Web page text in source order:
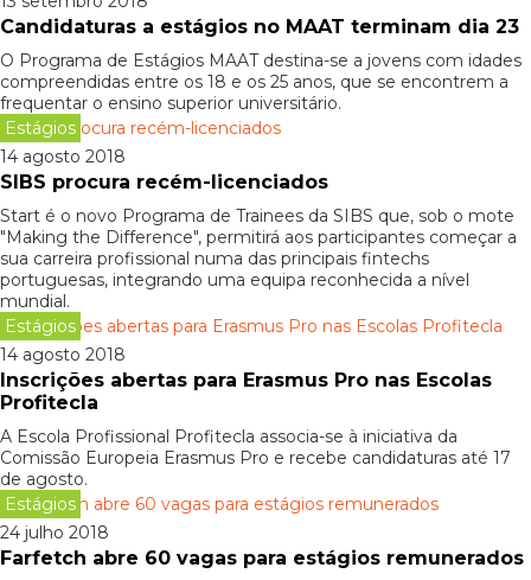
Candidaturas a estágios no MAAT terminam dia 23
O Programa de Estágios MAAT destina-se a jovens com idades
compreendidas entre os 18 e os 25 anos, que se encontrem a
frequentar o ensino superior universitário.
Estágios
14 agosto 2018
SIBS procura recém-licenciados
Start é o novo Programa de Trainees da SIBS que, sob o mote
"Making the Difference", permitirá aos participantes começar a
sua carreira profissional numa das principais fintechs
portuguesas, integrando uma equipa reconhecida a nível
mundial.
Estágios
14 agosto 2018
Inscrições abertas para Erasmus Pro nas Escolas
Profitecla
A Escola Profissional Profitecla associa-se à iniciativa da
Comissão Europeia Erasmus Pro e recebe candidaturas até 17
de agosto.
Estágios
24 julho 2018
Farfetch abre 60 vagas para estágios remunerados